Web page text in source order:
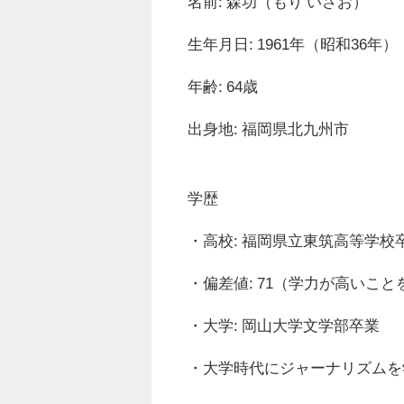
生年月日: 1961年（昭和36年）
年齢: 64歳
出身地: 福岡県北九州市
学歴
・高校: 福岡県立東筑高等学校
・偏差値: 71（学力が高いこと
・大学: 岡山大学文学部卒業
・大学時代にジャーナリズム